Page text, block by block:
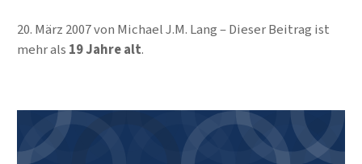
20. März 2007von Michael J.M. Lang
Dieser Beitrag ist
mehr als 19 Jahre alt.